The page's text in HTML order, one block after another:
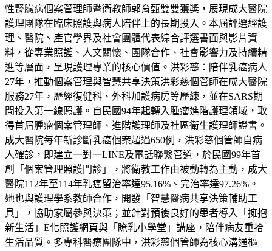
性腎臟病個案管理師暨衛教師郭育甄雙雙獲獎，展現成大醫院
護理團隊在臨床照護與病人陪伴上的長期投入。本屆評選經護
理、醫院、產官學界及社會團體代表綜合評選書面與影片資
料，從專業照護、人文關懷、團隊合作、社會影響力及持續精
進等層面，呈現護理專業的核心價值。洪彩慈：陪伴乳癌病人
27年，推動個案管理與智慧共享決策洪彩慈個管師在成大醫院
服務27年，歷經復健科、外科加護病房等歷練，並在SARS期
間投入第一線照護。自民國94年起轉入腫瘤進階護理領域，取
得首屆腫瘤個案管理師、進階護理師及社區衛生護理師證書。
成大醫院每年新診斷乳癌個案超過650例，洪彩慈個管師自病
人確診，即建立一對一LINE及電話聯繫管道，於民國99年首
創「個案管理照護門診」，將衛教工作由被動轉為主動，成大
醫院112年至114年乳癌留治率達95.16%、完治率達97.26%。
她也與護理學系教師合作，開發「智慧醫病共享決策輔助工
具」，協助家屬參與決策；並針對預後良好的患者導入「擁抱
新生活」E化照護網頁與「瞭乳小學堂」講座，陪伴病友重拾
生活品質。多專科醫療團隊中，洪彩慈個管師為核心溝通樞